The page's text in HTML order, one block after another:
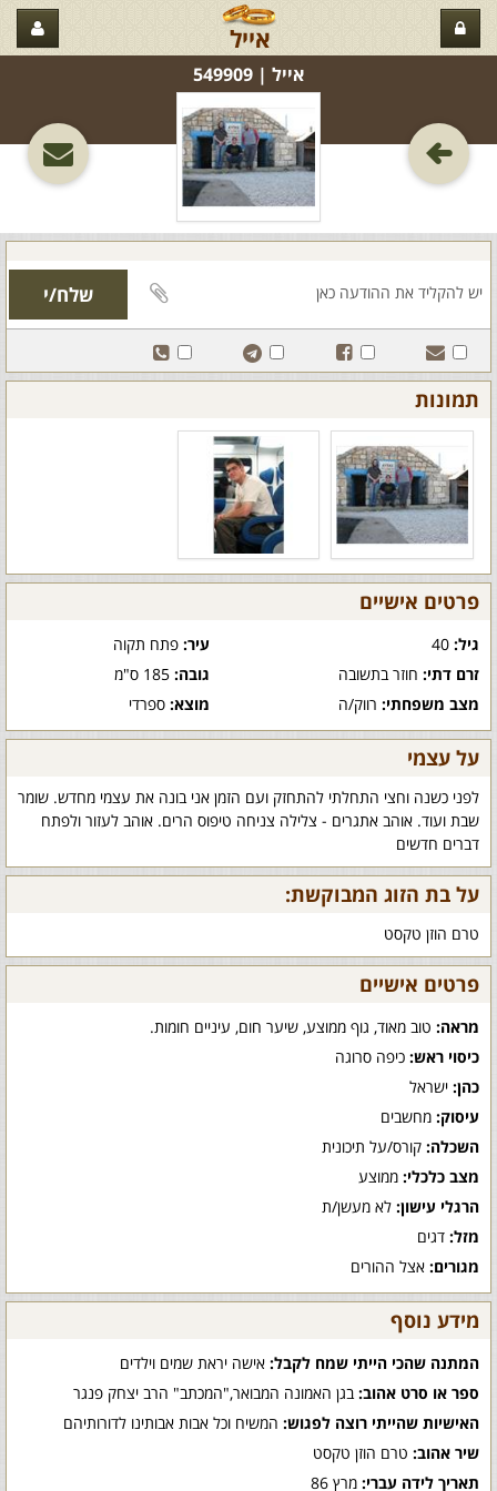
אייל
אייל‏ | 549909
תמונות
פרטים אישיים
גיל: עיר:פתח תקוה
זרם דתי: חוזר בתשובה גובה:185 ס"מ
מצב משפחתי: רווק/ה מוצא:ספרדי
על עצמי
לפני כשנה וחצי התחלתי להתחזק ועם הזמן אני בונה את עצמי מחדש. שומר
שבת ועוד. אוהב אתגרים - צלילה צניחה טיפוס הרים. אוהב לעזור ולפתח
דברים חדשים
על בת הזוג המבוקשת:
טרם הוזן טקסט
פרטים אישיים
מראה: טוב מאוד, גוף ממוצע, שיער חום, עיניים חומות.
כיסוי ראש: כיפה סרוגה
כהן: ישראל
עיסוק: מחשבים
השכלה: קורס/על תיכונית
מצב כלכלי: ממוצע
הרגלי עישון: לא מעשן/ת
מזל: דגים
מגורים: אצל ההורים
מידע נוסף
המתנה שהכי הייתי שמח לקבל: אישה יראת שמים וילדים
ספר או סרט אהוב: בגן האמונה המבואר,"המכתב" הרב יצחק פנגר
האישיות שהייתי רוצה לפגוש: המשיח וכל אבות אבותינו לדורותיהם
שיר אהוב: טרם הוזן טקסט
תאריך לידה עברי: מרץ 86